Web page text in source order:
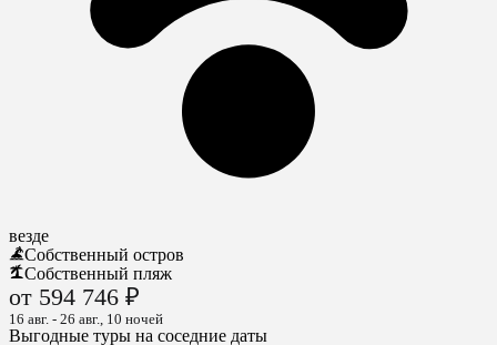
везде
Собственный остров
Собственный пляж
от 594 746 ₽
16 авг. - 26 авг., 10 ночей
Выгодные туры на соседние даты